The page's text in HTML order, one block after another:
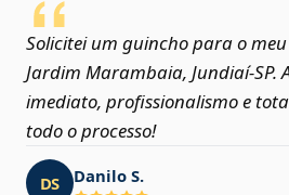
Solicitei um guincho para o
Jardim Marambaia, Jundiaí‑SP.
imediato, profissionalismo e
todo o processo!
DS Danilo S.